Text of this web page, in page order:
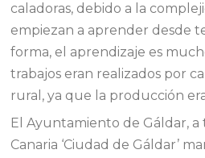
caladoras, debido a la
empiezan a aprender desde
forma, el aprendizaje es
trabajos eran realizados por
rural, ya que la producción
El Ayuntamiento de Gáldar, a
Canaria ‘Ciudad de Gáldar’